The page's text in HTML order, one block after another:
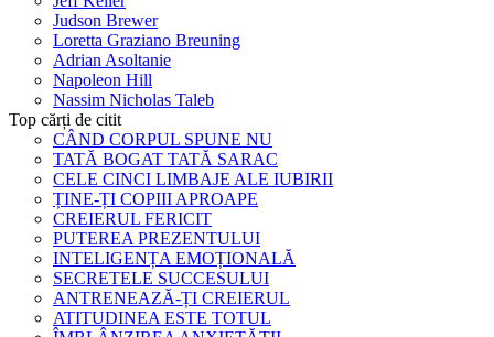
Judson Brewer
Loretta Graziano Breuning
Adrian Asoltanie
Napoleon Hill
Nassim Nicholas Taleb
Top cărți de citit
CÂND CORPUL SPUNE NU
TATĂ BOGAT TATĂ SARAC
CELE CINCI LIMBAJE ALE IUBIRII
ȚINE-ȚI COPIII APROAPE
CREIERUL FERICIT
PUTEREA PREZENTULUI
INTELIGENȚA EMOȚIONALĂ
SECRETELE SUCCESULUI
ANTRENEAZĂ-ȚI CREIERUL
ATITUDINEA ESTE TOTUL